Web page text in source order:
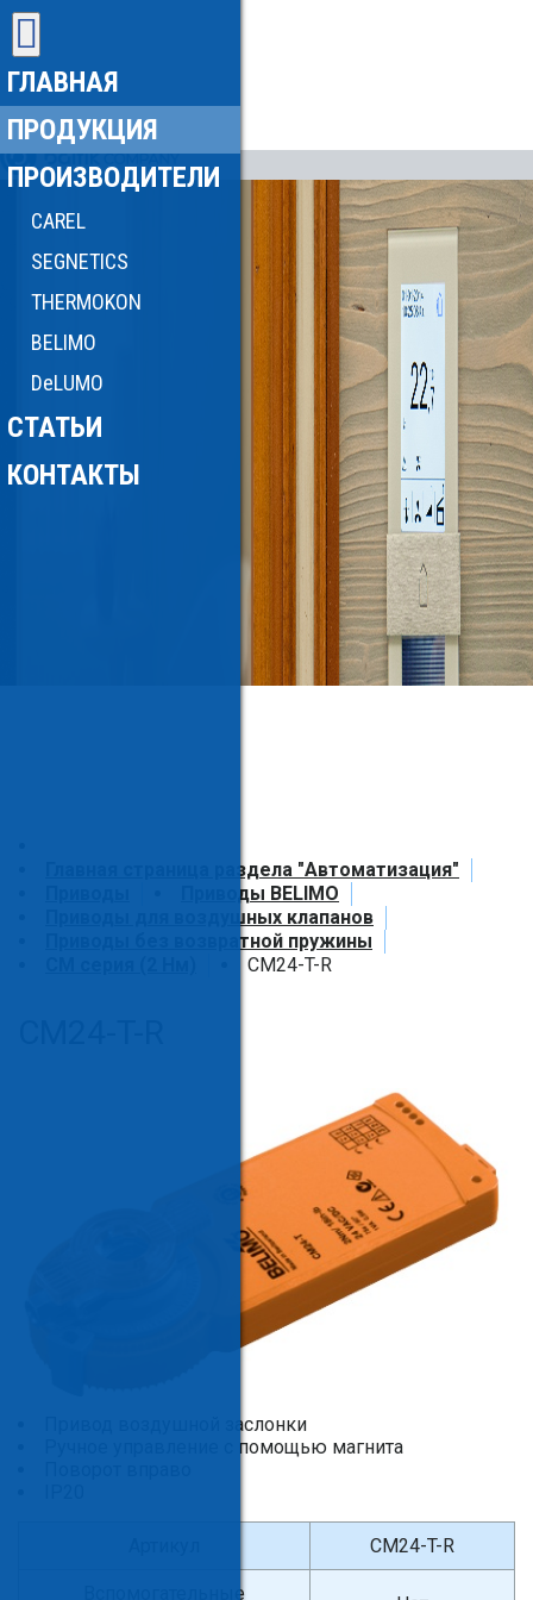
ГЛАВНАЯ
ПРОДУКЦИЯ
ПРОИЗВОДИТЕЛИ
CAREL
SEGNETICS
THERMOKON
BELIMO
DeLUMO
СТАТЬИ
КОНТАКТЫ
Главная страница раздела "Автоматизация"
Приводы BELIMO
Приводы для воздушных клапанов
Приводы без возвратной пружины
CM24-T-R
Привод воздушной заслонки
Ручное управление с помощью магнита
CM24-T-R
Вспомогательные